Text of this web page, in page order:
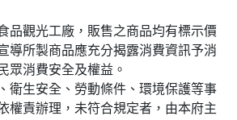
品觀光工廠，販售之商品均有標示價
導所製商品應充分揭露消費資訊予消
眾消費安全及權益。
衛生安全、勞動條件、環境保護等事
權責辦理，未符合規定者，由本府主